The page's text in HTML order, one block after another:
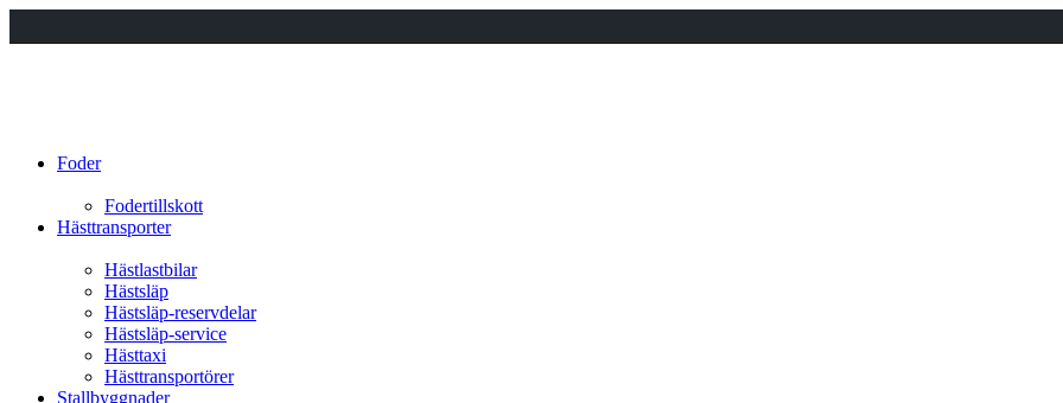
Foder
Fodertillskott
Hästtransporter
Hästlastbilar
Hästsläp
Hästsläp-reservdelar
Hästsläp-service
Hästtaxi
Hästtransportörer
Stallbyggnader